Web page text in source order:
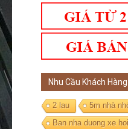
Nhu Cầu Khách Hàng
2 lau 5m nhà
Ban nha duong xe